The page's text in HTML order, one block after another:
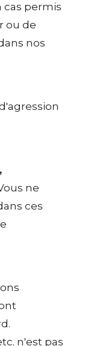
cas permis
ou de
nos
ne
ces
n'est pas